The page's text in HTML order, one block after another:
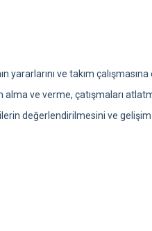
yararlarını ve takım
ve verme, çatışmaları
değerlendirilmesini ve